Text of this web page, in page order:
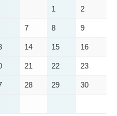
1 2
7 8 9
14 15 16
21 22 23
28 29 30